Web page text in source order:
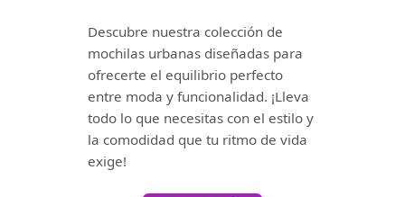
Descubre nuestra colección de
mochilas urbanas diseñadas para
ofrecerte el equilibrio perfecto
entre moda y funcionalidad. ¡Lleva
todo lo que necesitas con el estilo y
la comodidad que tu ritmo de vida
exige!